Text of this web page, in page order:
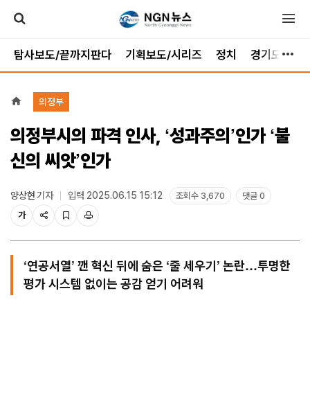
탐사보도/끝까지판다 기획보도/시리즈 정치 경기도
의정부
의정부시의 파격 인사, ‘성과주의’인가 ‘불
신의 씨앗’인가
양상현기자 입력 2025.06.15 15:12 조회수 3,670
댓글 0
가
‘연공서열’ 깬 혁신 뒤에 숨은 ‘줄 세우기’ 논란…투명한
평가 시스템 없이는 공감 얻기 어려워